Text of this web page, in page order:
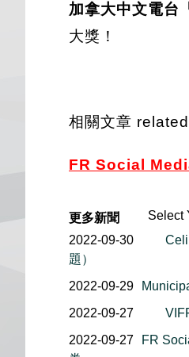
加拿大中文電台
大獎！
相關文章
FR Social
Select
更多新聞
2022-09-30
題）
2022-09-29
2022-09-27
2022-09-27
FR